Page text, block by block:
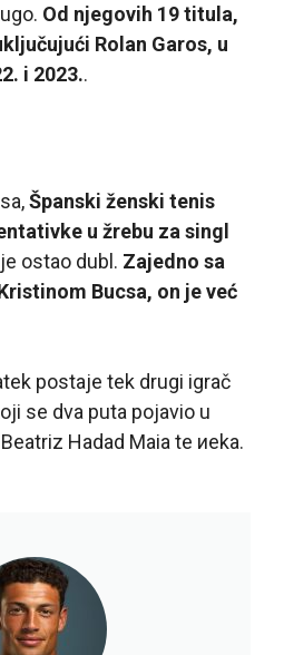
Od njegovih 19 titula,
Rolan Garos, u
i 2023..
Španski ženski tenis
u žrebu za singl
ostao dubl. Zajedno sa
Bucsa, on je već
postaje tek drugi igrač
se dva puta pojavio u
Hadad Maia te иeka.